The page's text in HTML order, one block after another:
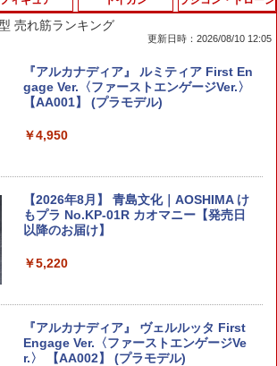
売れ筋ランキング
更新日時：2026/08/10 12:05
『アルカナディア』 ルミティア First En
gage Ver.〈ファーストエンゲージVer.〉
【AA001】 (プラモデル)
￥4,950
【2026年8月】 青島文化｜AOSHIMA け
もプラ No.KP-01R カオマニー【発売日
以降のお届け】
￥5,220
『アルカナディア』 ヴェルルッタ First
Engage Ver.〈ファーストエンゲージVe
r.〉 【AA002】 (プラモデル)